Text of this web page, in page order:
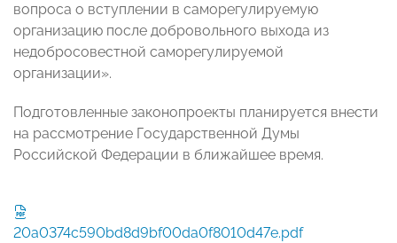
вопроса о вступлении в саморегулируемую
организацию после добровольного выхода из
недобросовестной саморегулируемой
организации».
Подготовленные законопроекты планируется внести
на рассмотрение Государственной Думы
Российской Федерации в ближайшее время.
20a0374c590bd8d9bf00da0f8010d47e.pdf